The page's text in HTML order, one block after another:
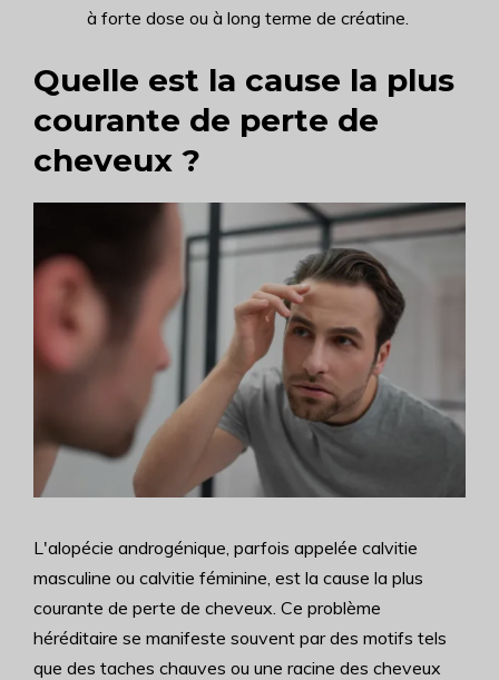
à forte dose ou à long terme de créatine.
Quelle est la cause la plus
courante de perte de
cheveux ?
L'alopécie androgénique, parfois appelée calvitie
masculine ou calvitie féminine, est la cause la plus
courante de perte de cheveux. Ce problème
héréditaire se manifeste souvent par des motifs tels
que des taches chauves ou une racine des cheveux